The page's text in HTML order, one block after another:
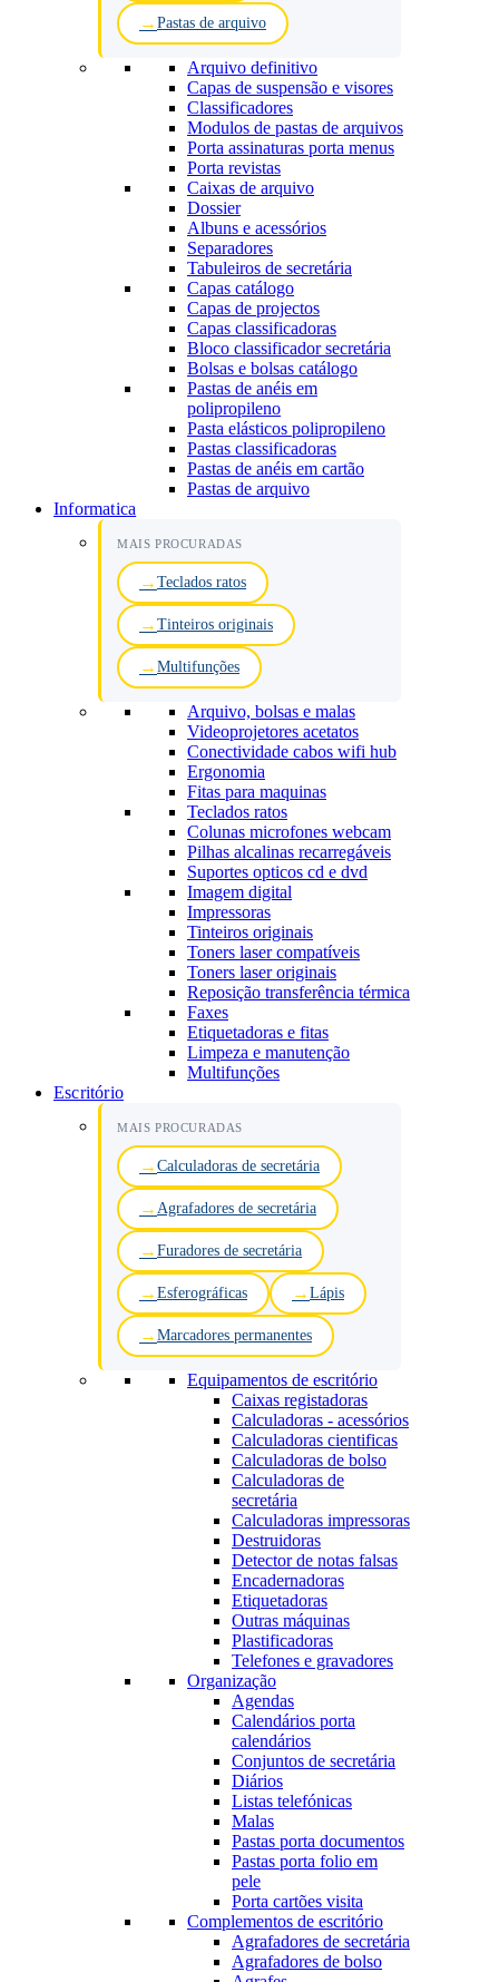
Pastas de arquivo
Arquivo definitivo
Capas de suspensão e visores
Classificadores
Modulos de pastas de arquivos
Porta assinaturas porta menus
Porta revistas
Caixas de arquivo
Dossier
Albuns e acessórios
Separadores
Tabuleiros de secretária
Capas catálogo
Capas de projectos
Capas classificadoras
Bloco classificador secretária
Bolsas e bolsas catálogo
Pastas de anéis em
polipropileno
Pasta elásticos polipropileno
Pastas classificadoras
Pastas de anéis em cartão
Pastas de arquivo
Informatica
MAIS PROCURADAS
Teclados ratos
Tinteiros originais
Multifunções
Arquivo, bolsas e malas
Videoprojetores acetatos
Conectividade cabos wifi hub
Ergonomia
Fitas para maquinas
Teclados ratos
Colunas microfones webcam
Pilhas alcalinas recarregáveis
Suportes opticos cd e dvd
Imagem digital
Impressoras
Tinteiros originais
Toners laser compatíveis
Toners laser originais
Reposição transferência térmica
Faxes
Etiquetadoras e fitas
Limpeza e manutenção
Multifunções
Escritório
MAIS PROCURADAS
Calculadoras de secretária
Agrafadores de secretária
Furadores de secretária
Esferográficas Lápis
Marcadores permanentes
Equipamentos de escritório
Caixas registadoras
Calculadoras - acessórios
Calculadoras cientificas
Calculadoras de bolso
Calculadoras de
secretária
Calculadoras impressoras
Destruidoras
Detector de notas falsas
Encadernadoras
Etiquetadoras
Outras máquinas
Plastificadoras
Telefones e gravadores
Organização
Agendas
Calendários porta
calendários
Conjuntos de secretária
Diários
Listas telefónicas
Malas
Pastas porta documentos
Pastas porta folio em
pele
Porta cartões visita
Complementos de escritório
Agrafadores de secretária
Agrafadores de bolso